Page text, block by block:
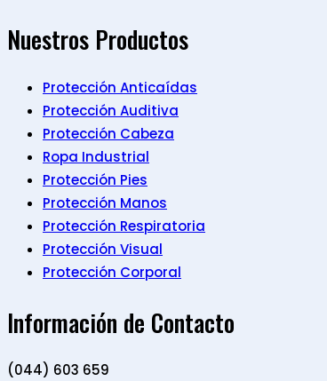
Nuestros Productos
Protección Anticaídas
Protección Auditiva
Protección Cabeza
Ropa Industrial
Protección Pies
Protección Manos
Protección Respiratoria
Protección Visual
Protección Corporal
Información de Contacto
(044) 603 659